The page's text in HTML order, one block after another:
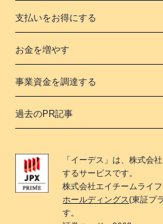
支払いをお得にする
お金を増やす
事業資金を調達する
過去のPR記事
「 イーデス 」は、株式会
するサービスです。
株式会社エイチームライ
ホールディングス(東証プ
す。